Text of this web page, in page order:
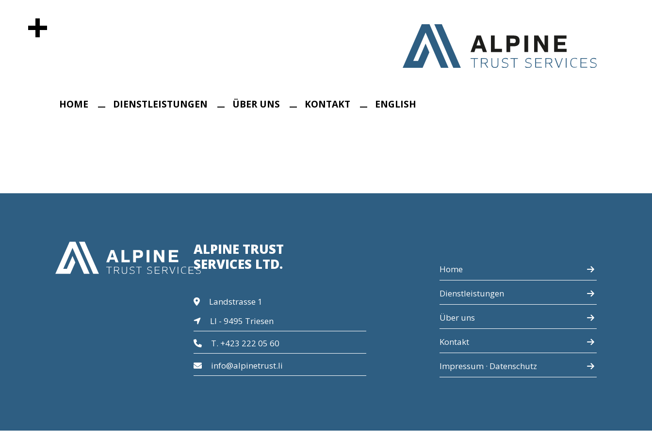
+
HOME DIENSTLEISTUNGEN ÜBER UNS KONTAKT ENGLISH
ALPINE TRUST
SERVICES LTD.
Landstrasse 1
LI - 9495 Triesen
T. +423 222 05 60
info@alpinetrust.li
Home
Dienstleistungen
Über uns
Kontakt
Impressum · Datenschutz